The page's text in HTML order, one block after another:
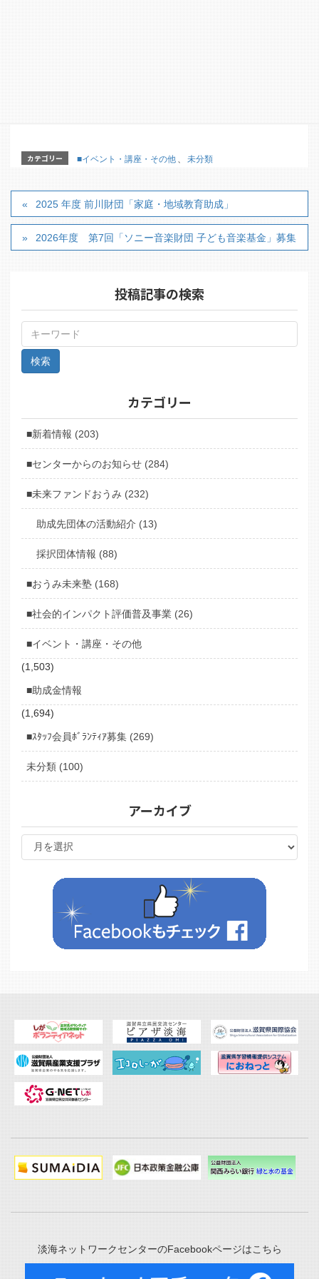
カテゴリー ■イベント・講座・その他 、 未分類
2025 年度 前川財団「家庭・地域教育助成」
2026年度 第7回「ソニー音楽財団 子ども音楽基金」募集
投稿記事の検索
カテゴリー
■新着情報 (203)
■センターからのお知らせ (284)
■未来ファンドおうみ (232)
助成先団体の活動紹介 (13)
採択団体情報 (88)
■おうみ未来塾 (168)
■社会的インパクト評価普及事業 (26)
■イベント・講座・その他
(1,503)
■助成金情報
(1,694)
■ｽﾀｯﾌ会員ﾎﾞﾗﾝﾃｨｱ募集 (269)
未分類 (100)
アーカイブ
淡海ネットワークセンターのFacebookページはこちら